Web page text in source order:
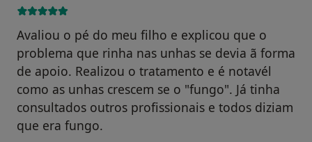
Avaliou o pé do meu filho e explicou que o
problema que rinha nas unhas se devia ã forma
de apoio. Realizou o tratamento e é notavél
como as unhas crescem se o "fungo". Já tinha
consultados outros profissionais e todos diziam
que era fungo.